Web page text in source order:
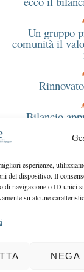
esperienze,
del dispositivo. Il
di navigazione o ID unici
su alcune
NEGA
Un gruppo
comunità il
Bilancio